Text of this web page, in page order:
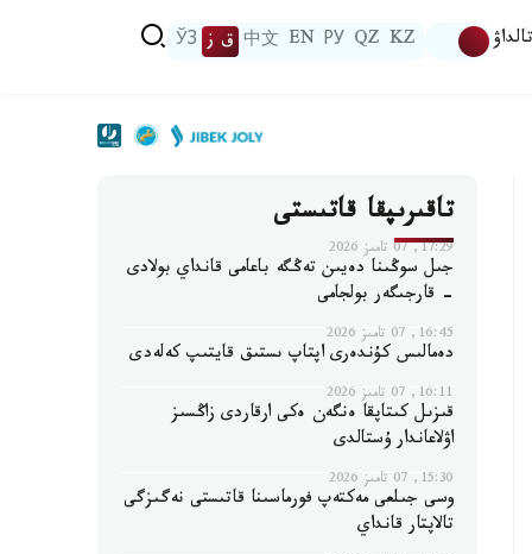
تالداۋ KZ
QZ
РУ
EN
中文 ق ز ЎЗ
تاقىرىپقا قاتىستى
17:29, 07 تامىز 2026
جىل سوڭىنا دەيىن تەڭگە باعامى قانداي بولادى
- قارجىگەر بولجامى
16:45, 07 تامىز 2026
دەمالىس كۇندەرى اپتاپ ىستىق قايتىپ كەلەدى
16:11, 07 تامىز 2026
قىزىل كىتاپقا ەنگەن ەكى ارقاردى زاڭسىز
اۋلاعاندار ۇستالدى
15:30, 07 تامىز 2026
وسى جىلعى مەكتەپ فورماسىنا قاتىستى نەگىزگى
تالاپتار قانداي